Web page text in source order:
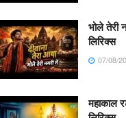
भोले तेरी
लिरिक्स
07/08/
महाकाल